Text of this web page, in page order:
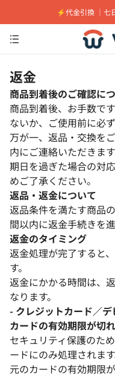
⚡️代金引換 ｜七
返金
商品到着後のご確認に
商品到着後、お手数で
ないか、ご使用前に必
万が一、返品・交換を
内にご連絡いただきま
期日を過ぎた場合の対
めご了承ください。
返品・返金について
返品条件を満たす商品
間以内に返金手続きを
返金のタイミング
返金処理が完了すると
す。
返金にかかる時間は、
なります。
- クレジットカード／
カードの有効期限が切
セキュリティ保護のた
ードにのみ処理されます
元のカードの有効期限